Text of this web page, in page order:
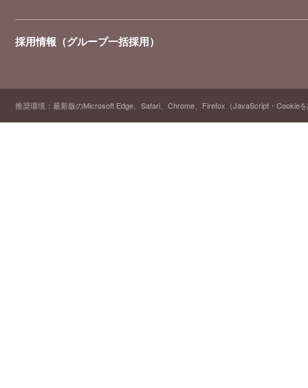
採用情報（グループ一括採用）
推奨環境：最新版のMicrosoft Edge、Safari、Chrome、Firefox（JavaScript・Cookie